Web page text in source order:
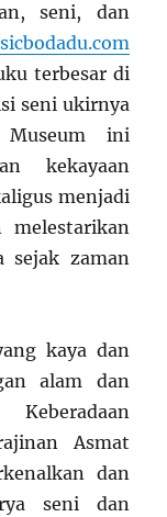
seni, dan
sicbodadu.com
terbesar di
seni ukirnya
ini
kekayaan
menjadi
sejak zaman
kaya dan
alam dan
Asmat
dan
seni dan